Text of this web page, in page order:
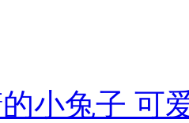
小兔子 可